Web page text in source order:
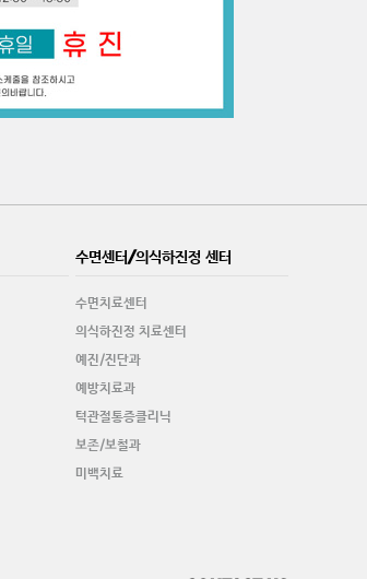
수면센터/의식하진정 센터
수면치료센터
의식하진정 치료센터
예진/진단과
예방치료과
턱관절통증클리닉
보존/보철과
미백치료